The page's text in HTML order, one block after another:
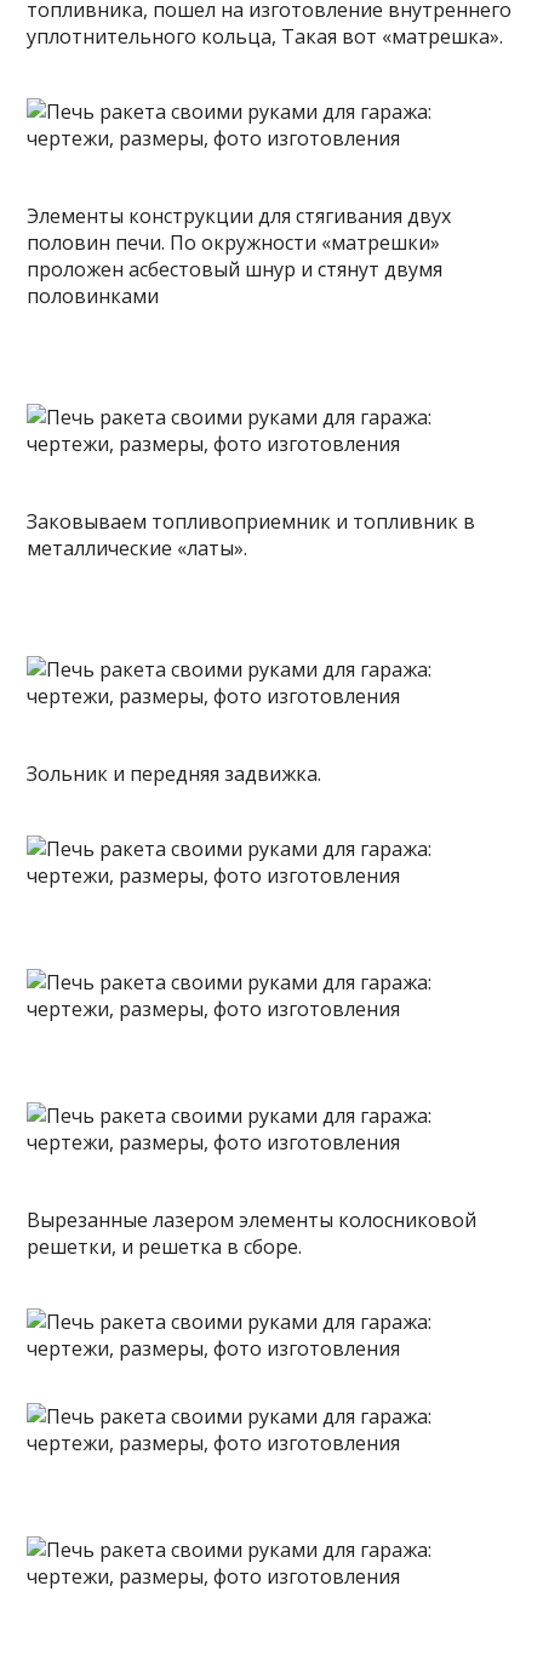
топливника, пошел на изготовление внутреннего
уплотнительного кольца, Такая вот «матрешка».
Элементы конструкции для стягивания двух
половин печи. По окружности «матрешки»
проложен асбестовый шнур и стянут двумя
половинками
Заковываем топливоприемник и топливник в
металлические «латы».
Зольник и передняя задвижка.
Вырезанные лазером элементы колосниковой
решетки, и решетка в сборе.